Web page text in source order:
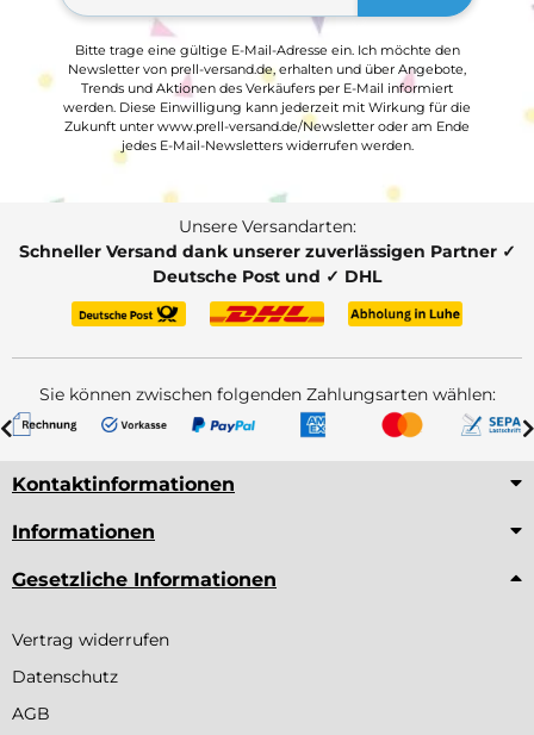
Bitte trage eine gültige E-Mail-Adresse ein. Ich möchte den
Newsletter von prell-versand.de, erhalten und über Angebote,
Trends und Aktionen des Verkäufers per E-Mail informiert
werden. Diese Einwilligung kann jederzeit mit Wirkung für die
Zukunft unter www.prell-versand.de/Newsletter oder am Ende
jedes E-Mail-Newsletters widerrufen werden.
Unsere Versandarten:
Schneller Versand dank unserer zuverlässigen Partner ✓
Deutsche Post und ✓ DHL
Sie können zwischen folgenden Zahlungsarten wählen:
Kontaktinformationen
Informationen
Gesetzliche Informationen
Vertrag widerrufen
Datenschutz
AGB